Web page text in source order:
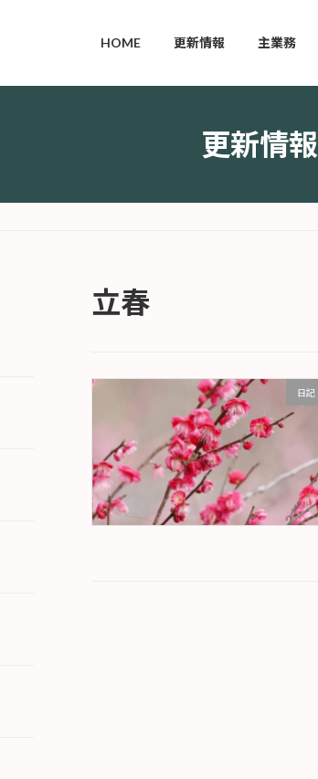
HOME 更新情報 主業務
更新情報
立春
日記